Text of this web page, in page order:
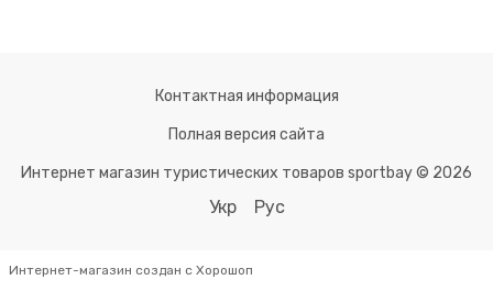
Контактная информация
Полная версия сайта
Интернет магазин туристических товаров sportbay © 2026
Укр Рус
Интернет-магазин создан с Хорошоп